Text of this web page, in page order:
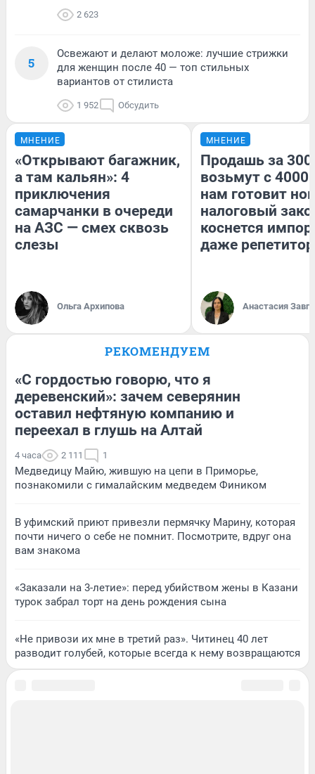
2 623
5
Освежают и делают моложе: лучшие стрижки
для женщин после 40 — топ стильных
вариантов от стилиста
1 952 Обсудить
МНЕНИЕ
«Открывают багажник,
а там кальян»: 4
приключения
самарчанки в очереди
на АЗС — смех сквозь
слезы
Ольга Архипова
МНЕНИЕ
Продашь за
возьмут с
нам готовит
налоговый
коснется
даже
Анастасия
РЕКОМЕНДУЕМ
«С гордостью говорю, что я
деревенский»: зачем северянин
оставил нефтяную компанию и
переехал в глушь на Алтай
4 часа 2 111 1
Медведицу Майю, жившую на цепи в Приморье,
познакомили с гималайским медведем Фиником
В уфимский приют привезли пермячку Марину, которая
почти ничего о себе не помнит. Посмотрите, вдруг она
вам знакома
«Заказали на 3-летие»: перед убийством жены в Казани
турок забрал торт на день рождения сына
«Не привози их мне в третий раз». Читинец 40 лет
разводит голубей, которые всегда к нему возвращаются